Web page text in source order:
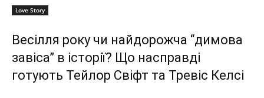
Love Story
Весілля року чи найдорожча “димова
завіса” в історії? Що насправді
готують Тейлор Свіфт та Тревіс Келсі